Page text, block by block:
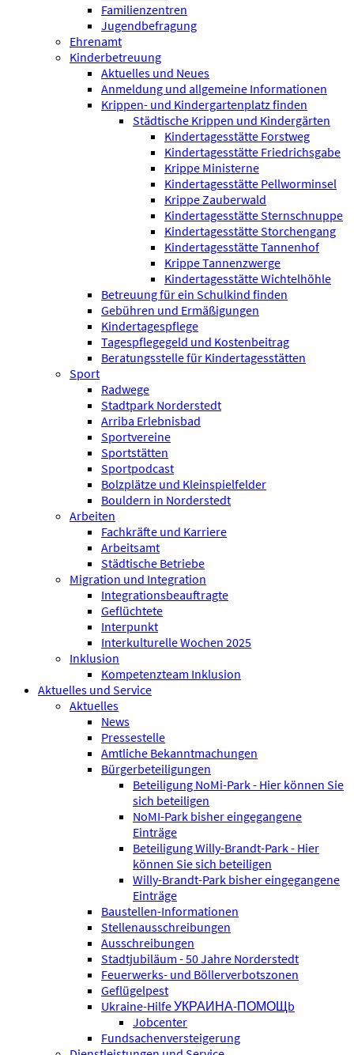
Familienzentren
Jugendbefragung
Ehrenamt
Kinderbetreuung
Aktuelles und Neues
Anmeldung und allgemeine Informationen
Krippen- und Kindergartenplatz finden
Städtische Krippen und Kindergärten
Kindertagesstätte Forstweg
Kindertagesstätte Friedrichsgabe
Krippe Ministerne
Kindertagesstätte Pellworminsel
Krippe Zauberwald
Kindertagesstätte Sternschnuppe
Kindertagesstätte Storchengang
Kindertagesstätte Tannenhof
Krippe Tannenzwerge
Kindertagesstätte Wichtelhöhle
Betreuung für ein Schulkind finden
Gebühren und Ermäßigungen
Kindertagespflege
Tagespflegegeld und Kostenbeitrag
Beratungsstelle für Kindertagesstätten
Sport
Radwege
Stadtpark Norderstedt
Arriba Erlebnisbad
Sportvereine
Sportstätten
Sportpodcast
Bolzplätze und Kleinspielfelder
Bouldern in Norderstedt
Arbeiten
Fachkräfte und Karriere
Arbeitsamt
Städtische Betriebe
Migration und Integration
Integrationsbeauftragte
Geflüchtete
Interpunkt
Interkulturelle Wochen 2025
Inklusion
Kompetenzteam Inklusion
Aktuelles und Service
Aktuelles
News
Pressestelle
Amtliche Bekanntmachungen
Bürgerbeteiligungen
Beteiligung NoMi-Park - Hier können Sie
sich beteiligen
NoMI-Park bisher eingegangene
Einträge
Beteiligung Willy-Brandt-Park - Hier
können Sie sich beteiligen
Willy-Brandt-Park bisher eingegangene
Einträge
Baustellen-Informationen
Stellenausschreibungen
Ausschreibungen
Stadtjubiläum - 50 Jahre Norderstedt
Feuerwerks- und Böllerverbotszonen
Geflügelpest
Ukraine-Hilfe УКРАИНА-ПОМОЩb
Jobcenter
Fundsachenversteigerung